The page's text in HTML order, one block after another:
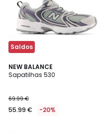
Saldos
NEW BALANCE
Sapatilhas 530
69.99 €
55.99 € -20%
4,6
/ 5